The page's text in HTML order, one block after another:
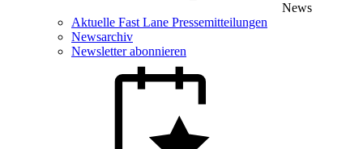
News
Aktuelle Fast Lane Pressemitteilungen
Newsarchiv
Newsletter abonnieren